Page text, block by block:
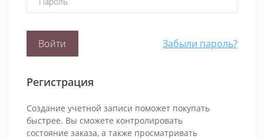
Забыли пароль?
Регистрация
Создание учетной записи поможет покупать
быстрее. Вы сможете контролировать
состояние заказа, а также просматривать